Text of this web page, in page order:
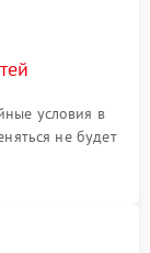
условия в
не будет